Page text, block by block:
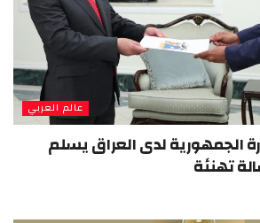
عالم العربي
الجمهورية لدى العراق يسلم
تهنئة